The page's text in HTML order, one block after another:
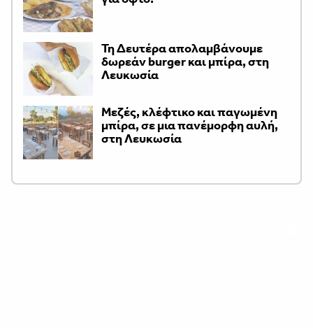
Τη Δευτέρα απολαμβάνουμε
δωρεάν burger και μπίρα, στη
Λευκωσία
Μεζές, κλέφτικο και παγωμένη
μπίρα, σε μια πανέμορφη αυλή,
στη Λευκωσία